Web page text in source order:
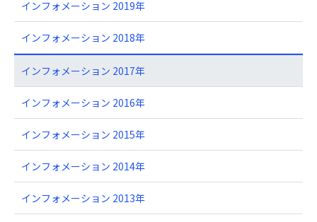
インフォメーション 2019年
インフォメーション 2018年
インフォメーション 2017年
インフォメーション 2016年
インフォメーション 2015年
インフォメーション 2014年
インフォメーション 2013年